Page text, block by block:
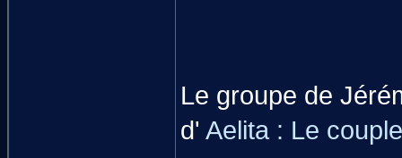
Le groupe de
d' Aelita : Le